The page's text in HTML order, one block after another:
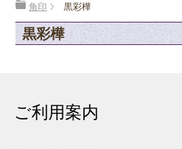
角印
黒彩樺
黒彩樺
ご利用案内